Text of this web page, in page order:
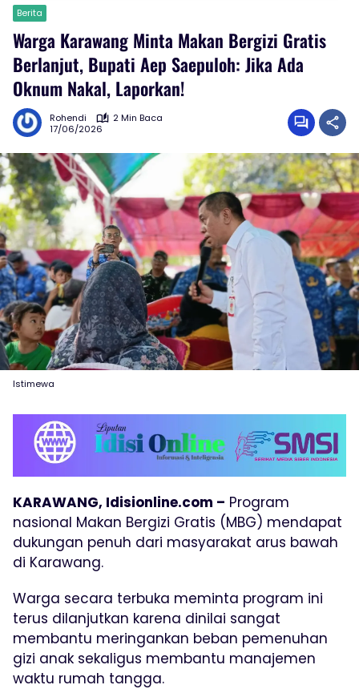
Berita
Warga Karawang Minta Makan Bergizi Gratis
Berlanjut, Bupati Aep Saepuloh: Jika Ada
Oknum Nakal, Laporkan!
Rohendi
2 Min Baca
17/06/2026
Istimewa
KARAWANG, Idisionline.com – Program
nasional Makan Bergizi Gratis (MBG) mendapat
dukungan penuh dari masyarakat arus bawah
di Karawang.
Warga secara terbuka meminta program ini
terus dilanjutkan karena dinilai sangat
membantu meringankan beban pemenuhan
gizi anak sekaligus membantu manajemen
waktu rumah tangga.